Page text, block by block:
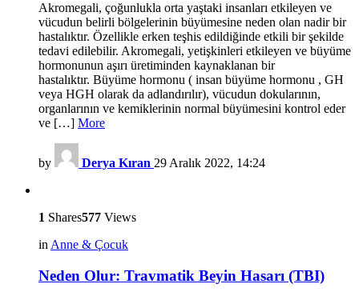
Akromegali, çoğunlukla orta yaştaki insanları etkileyen ve
vücudun belirli bölgelerinin büyümesine neden olan nadir bir
hastalıktır. Özellikle erken teşhis edildiğinde etkili bir şekilde
tedavi edilebilir. Akromegali, yetişkinleri etkileyen ve büyüme
hormonunun aşırı üretiminden kaynaklanan bir
hastalıktır. Büyüme hormonu ( insan büyüme hormonu , GH
veya HGH olarak da adlandırılır), vücudun dokularının,
organlarının ve kemiklerinin normal büyümesini kontrol eder
ve […] More
by Derya Kıran 29 Aralık 2022, 14:24
1 Shares577 Views
in Anne & Çocuk
Neden Olur: Travmatik Beyin Hasarı (TBI)